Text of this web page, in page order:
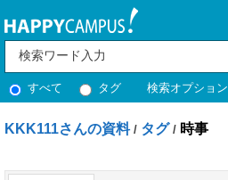
すべて タグ 検索オプション
KKK111さんの資料 / タグ / 時事